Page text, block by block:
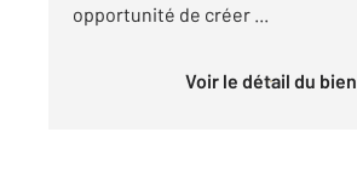
opportunité de créer ...
Voir le détail du bien